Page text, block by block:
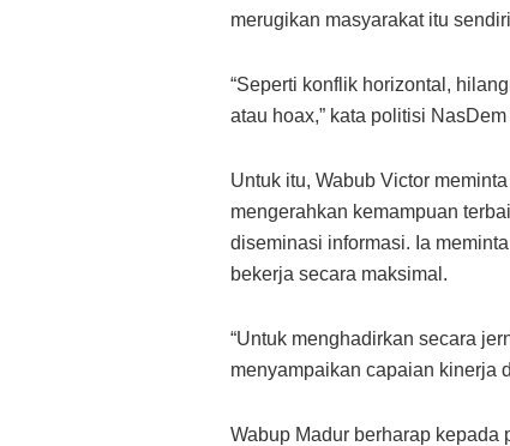
merugikan masyarakat itu
“Seperti konflik horizontal,
atau hoax,” kata politisi NasDem
Untuk itu, Wabub Victor
mengerahkan kemampuan
diseminasi informasi. Ia
bekerja secara maksimal.
“Untuk menghadirkan secara
menyampaikan capaian kinerja
Wabup Madur berharap kepada